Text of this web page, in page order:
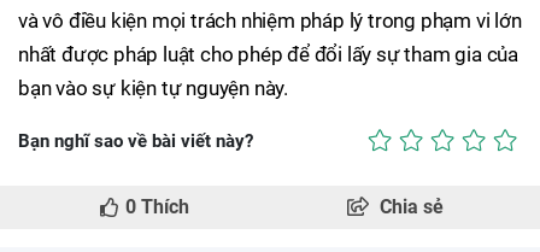
và vô điều kiện mọi trách nhiệm pháp lý trong phạm vi lớn
nhất được pháp luật cho phép để đổi lấy sự tham gia của
bạn vào sự kiện tự nguyện này.
Bạn nghĩ sao về bài viết này?
0 Thích Chia sẻ